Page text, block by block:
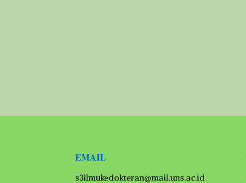
EMAIL
s3ilmukedokteran@mail.uns.ac.id